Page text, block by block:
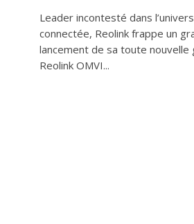
Leader incontesté dans
connectée, Reolink frappe un
lancement de sa toute nouvelle
Reolink OMVI...